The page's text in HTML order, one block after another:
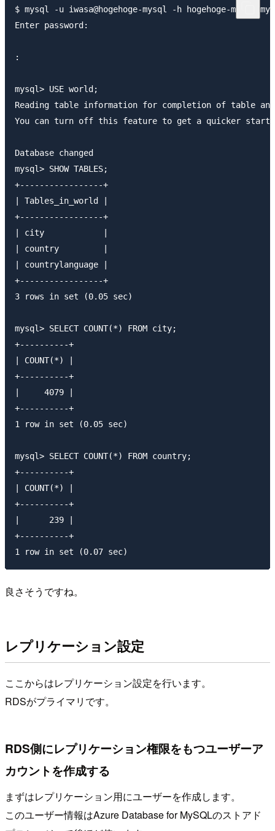
$ mysql -u iwasa@hogehoge-mysql -h
Enter password:
:
mysql> USE world;
Reading table information for completion of table and
You can turn off this feature to get a quicker
Database changed
mysql> SHOW TABLES;
+-----------------+
| Tables_in_world |
+-----------------+
| city            |
| country         |
| countrylanguage |
+-----------------+
3 rows in set (0.05 sec)
mysql> SELECT COUNT(*) FROM city;
+----------+
| COUNT(*) |
+----------+
|     4079 |
+----------+
1 row in set (0.05 sec)
mysql> SELECT COUNT(*) FROM country;
+----------+
| COUNT(*) |
+----------+
|      239 |
+----------+
良さそうですね。
レプリケーション設定
ここからはレプリケーション設定を行います。
RDSがプライマリです。
RDS側にレプリケーション権限をもつユーザーア
カウントを作成する
まずはレプリケーション用にユーザーを作成します。
このユーザー情報はAzure Database for MySQLのストアド